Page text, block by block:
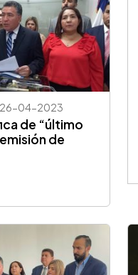
26-04-2023
de “último
de